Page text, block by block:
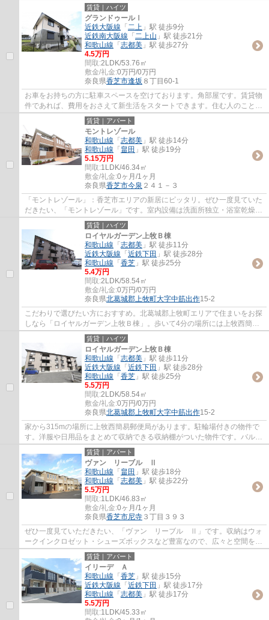
賃貸｜ハイツ
グランドゥールⅠ
近鉄大阪線 「 二上 」駅 徒歩9分
近鉄南大阪線 「 二上山 」駅 徒歩21分
和歌山線 「 志都美 」駅 徒歩27分
4.5万円
間取:2LDK/53.76㎡
敷金/礼金:0万円/0万円
奈良県香芝市逢坂 ８丁目60-1
お車をお持ちの方に駐車スペースを空けております。角部屋です。賃貸物
件であれば、費用をおさえて新生活をスタートできます。住む人のことを
考えた落ち着いた造りのアパート物件。近...
賃貸｜アパート
モントレゾール
和歌山線 「 志都美 」駅 徒歩14分
和歌山線 「 畠田 」駅 徒歩19分
5.15万円
間取:1LDK/46.34㎡
敷金/礼金:0ヶ月/1ヶ月
奈良県香芝市今泉 ２４１－３
「モントレゾール」：香芝市エリアの新居にピッタリ。ぜひ一度見ていた
だきたい、「モントレゾール」です。室内設備は洗面所独立・浴室乾燥機
など大変充実しております。追い焚き機能...
賃貸｜ハイツ
ロイヤルガーデン上牧Ｂ棟
和歌山線 「 志都美 」駅 徒歩11分
近鉄大阪線 「 近鉄下田 」駅 徒歩28分
和歌山線 「 香芝 」駅 徒歩25分
5.4万円
間取:2LDK/58.54㎡
敷金/礼金:0万円/0万円
奈良県北葛城郡上牧町大字中筋出作15-2
こだわりで選びたい方におすすめ。北葛城郡上牧町エリアで住まいをお探
しなら「ロイヤルガーデン上牧Ｂ棟」。歩いて4分の場所には上牧西簡易
郵便局があります。駐輪場付きの物件です。...
賃貸｜ハイツ
ロイヤルガーデン上牧Ｂ棟
和歌山線 「 志都美 」駅 徒歩11分
近鉄大阪線 「 近鉄下田 」駅 徒歩28分
和歌山線 「 香芝 」駅 徒歩25分
5.5万円
間取:2LDK/58.54㎡
敷金/礼金:0万円/0万円
奈良県北葛城郡上牧町大字中筋出作15-2
家から315mの場所に上牧西簡易郵便局があります。駐輪場付きの物件で
す。洋服や日用品をまとめて収納できる収納棚がついた物件です。バルコ
ニーをご活用いただけます。丁寧かつ迅速に...
賃貸｜アパート
ヴァン リーブル Ⅱ
和歌山線 「 畠田 」駅 徒歩18分
和歌山線 「 志都美 」駅 徒歩22分
5.5万円
間取:1LDK/46.83㎡
敷金/礼金:0ヶ月/1ヶ月
奈良県香芝市尼寺 ３丁目３９３
ぜひ一度見ていただきたい、「ヴァン リーブル Ⅱ」です。収納はウォ
ークインクロゼット・シューズボックスなど豊富なので、広々と空間を利
用することも可能です。来客時にはTVインタ...
賃貸｜アパート
イリーデ Ａ
和歌山線 「 香芝 」駅 徒歩15分
近鉄大阪線 「 近鉄下田 」駅 徒歩17分
和歌山線 「 志都美 」駅 徒歩17分
5.5万円
間取:1LDK/45.33㎡